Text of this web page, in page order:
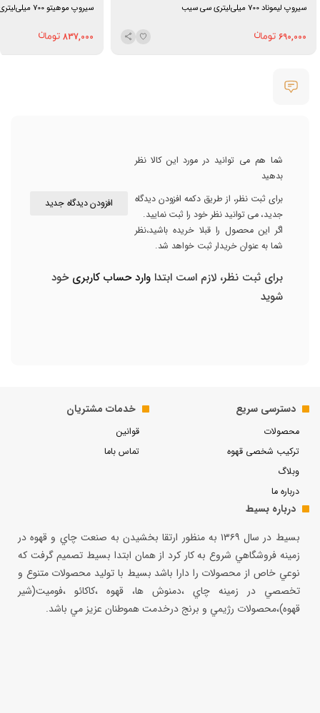
سیروپ لیموناد 700 میلی‌لیتری سی سیب
690,000
سیروپ موهیتو 700 میلی‌لیتری سی سیب
837,000
شما هم می توانید در مورد این کالا نظر
بدهید
برای ثبت نظر، از طریق دکمه افزودن دیدگاه
جدید، می توانید نظر خود را ثبت نمایید.
اگر این محصول را قبلا خریده باشید،نظر
شما به عنوان خریدار ثبت خواهد شد.
افزودن دیدگاه جدید
برای ثبت نظر، لازم است ابتدا وارد حساب کاربریخود
شوید
دسترسی سریع
محصولات
ترکیب شخصی قهوه
وبلاگ
درباره ما
خدمات مشتریان
قوانین
تماس باما
درباره بسیط
بسيط در سال ۱۳۶۹ به منظور ارتقا بخشيدن به صنعت چاي و قهوه در
زمينه فروشگاهي شروع به كار كرد از همان ابتدا بسيط تصميم گرفت كه
نوعي خاص از محصولات را دارا باشد بسيط با توليد محصولات متنوع و
تخصصي در زمينه چاي ،دمنوش ها، قهوه ،كاكائو ،فوميت(شير
قهوه)،محصولات رژيمي و برنج درخدمت هموطنان عزيز مي باشد.